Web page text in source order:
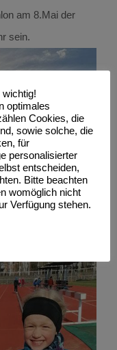
am 8.Mai der
sein.
wichtig!
optimales
Cookies, die
sowie solche, die
für
personalisierter
entscheiden,
Bitte beachten
womöglich nicht
Verfügung stehen.